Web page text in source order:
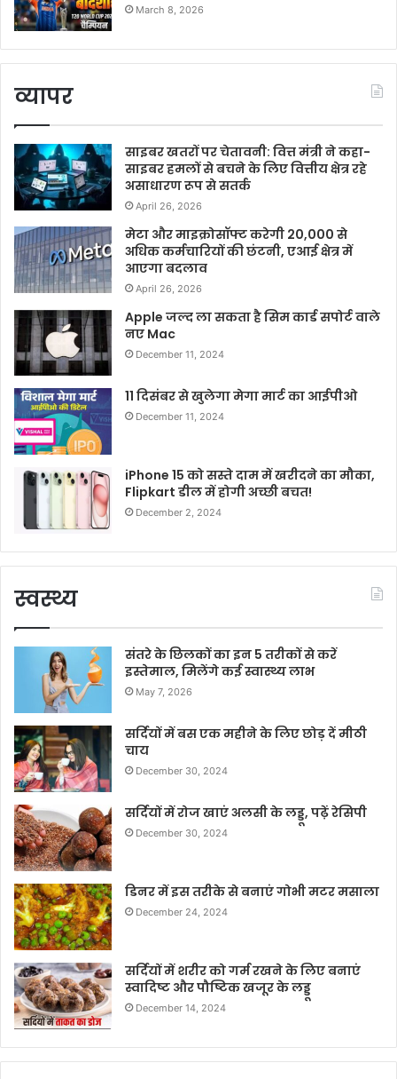
March 8, 2026
व्यापर
साइबर खतरों पर चेतावनी: वित्त मंत्री ने कहा-
साइबर हमलों से बचने के लिए वित्तीय क्षेत्र रहे
असाधारण रूप से सतर्क
April 26, 2026
मेटा और माइक्रोसॉफ्ट करेगी 20,000 से
अधिक कर्मचारियों की छंटनी, एआई क्षेत्र में
आएगा बदलाव
April 26, 2026
Apple जल्द ला सकता है सिम कार्ड सपोर्ट वाले
नए Mac
December 11, 2024
11 दिसंबर से खुलेगा मेगा मार्ट का आईपीओ
December 11, 2024
iPhone 15 को सस्ते दाम में खरीदने का मौका,
Flipkart डील में होगी अच्छी बचत!
December 2, 2024
स्वस्थ्य
संतरे के छिलकों का इन 5 तरीकों से करें
इस्तेमाल, मिलेंगे कई स्वास्थ्य लाभ
May 7, 2026
सर्दियों में बस एक महीने के लिए छोड़ दें मीठी
चाय
December 30, 2024
सर्दियों में रोज खाएं अलसी के लड्डू, पढ़ें रेसिपी
December 30, 2024
डिनर में इस तरीके से बनाएं गोभी मटर मसाला
December 24, 2024
सर्दियों में शरीर को गर्म रखने के लिए बनाएं
स्वादिष्ट और पौष्टिक खजूर के लड्डू
December 14, 2024